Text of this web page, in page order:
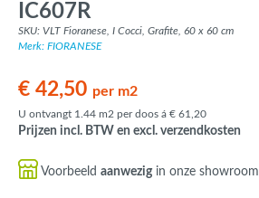
IC607R
SKU: VLT Fioranese, I Cocci, Grafite, 60 x 60 cm
Merk: FIORANESE
€ 42,50 per m2
U ontvangt 1.44 m2 per doos á € 61,20
Prijzen incl. BTW en excl. verzendkosten
Voorbeeld aanwezigin onze showroom